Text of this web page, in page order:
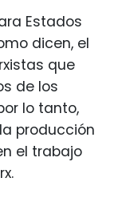
Estados
dicen, el
que
de los
lo tanto,
producción
el trabajo